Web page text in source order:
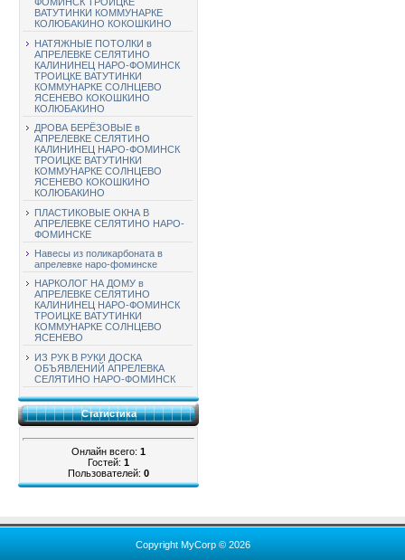
ФОМИНСК ТРОИЦКЕ
ВАТУТИНКИ КОММУНАРКЕ
КОЛЮБАКИНО КОКОШКИНО
НАТЯЖНЫЕ ПОТОЛКИ в
АПРЕЛЕВКЕ СЕЛЯТИНО
КАЛИНИНЕЦ НАРО-ФОМИНСК
ТРОИЦКЕ ВАТУТИНКИ
КОММУНАРКЕ СОЛНЦЕВО
ЯСЕНЕВО КОКОШКИНО
КОЛЮБАКИНО
ДРОВА БЕРЁЗОВЫЕ в
АПРЕЛЕВКЕ СЕЛЯТИНО
КАЛИНИНЕЦ НАРО-ФОМИНСК
ТРОИЦКЕ ВАТУТИНКИ
КОММУНАРКЕ СОЛНЦЕВО
ЯСЕНЕВО КОКОШКИНО
КОЛЮБАКИНО
ПЛАСТИКОВЫЕ ОКНА В
АПРЕЛЕВКЕ СЕЛЯТИНО НАРО-
ФОМИНСКЕ
Навесы из поликарбоната в
апрелевке наро-фоминске
НАРКОЛОГ НА ДОМУ в
АПРЕЛЕВКЕ СЕЛЯТИНО
КАЛИНИНЕЦ НАРО-ФОМИНСК
ТРОИЦКЕ ВАТУТИНКИ
КОММУНАРКЕ СОЛНЦЕВО
ЯСЕНЕВО
ИЗ РУК В РУКИ ДОСКА
ОБЪЯВЛЕНИЙ АПРЕЛЕВКА
СЕЛЯТИНО НАРО-ФОМИНСК
Статистика
Онлайн всего: 1
Гостей: 1
Пользователей: 0
Copyright MyCorp © 2026